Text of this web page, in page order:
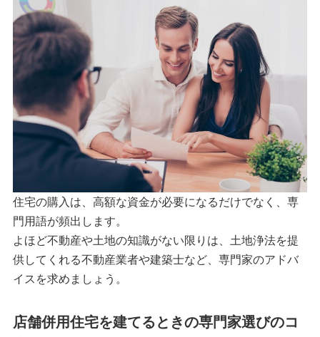
住宅の購入は、高額な資金が必要になるだけでなく、専
門用語が頻出します。
よほど不動産や土地の知識がない限りは、土地浄法を提
供してくれる不動産業者や建築士など、専門家のアドバ
イスを求めましょう。
店舗併用住宅を建てるときの専門家選びのコ